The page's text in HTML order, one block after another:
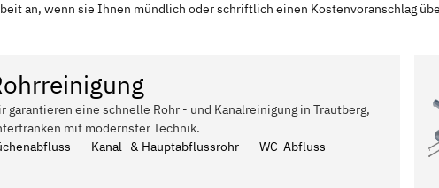
an, wenn sie Ihnen mündlich oder schriftlich einen Kostenvoranschlag
garantieren eine schnelle Rohr - und Kanalreinigung in Trautberg,
mit modernster Technik.
Kanal- & Hauptabflussrohr WC-Abfluss